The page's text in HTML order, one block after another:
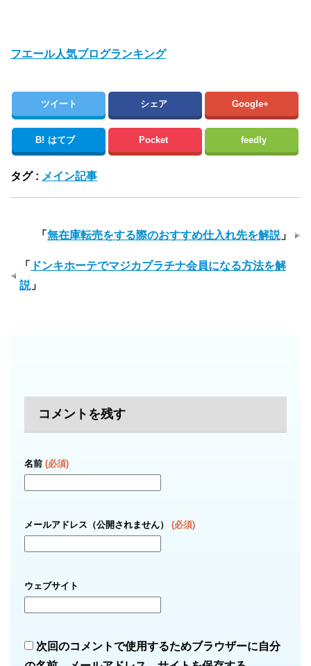
フエール人気ブログランキング
ツイート シェア Google+
B! はてブ Pocket feedly
タグ : メイン記事
「 無在庫転売をする際のおすすめ仕入れ先を解説」
「
ドンキホーテでマジカプラチナ会員になる方法を解
説」
コメントを残す
名前 (必須)
メールアドレス（公開されません） (必須)
ウェブサイト
次回のコメントで使用するためブラウザーに自分